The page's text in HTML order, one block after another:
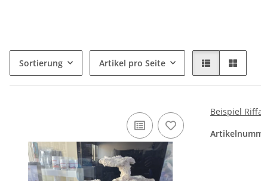
Sortierung Artikel pro Seite
Beispiel